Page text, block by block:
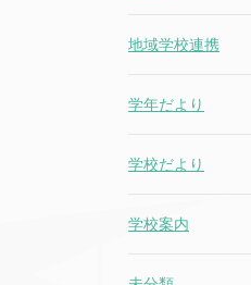
地域学校連携
学年だより
学校だより
学校案内